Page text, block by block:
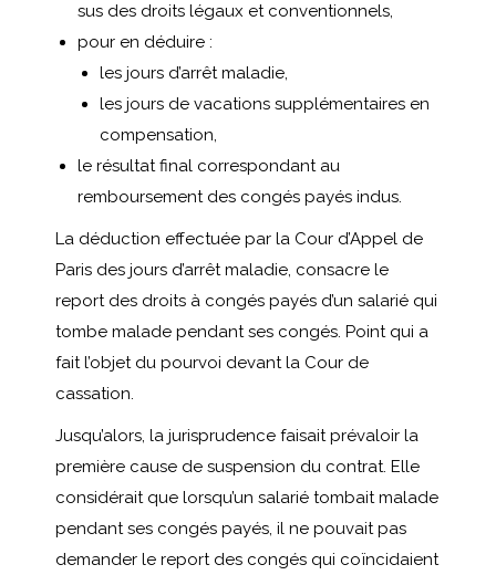
sus des droits légaux et conventionnels,
pour en déduire :
les jours d’arrêt maladie,
les jours de vacations supplémentaires en
compensation,
le résultat final correspondant au
remboursement des congés payés indus.
La déduction effectuée par la Cour d’Appel de
Paris des jours d’arrêt maladie, consacre le
report des droits à congés payés d’un salarié qui
tombe malade pendant ses congés. Point qui a
fait l’objet du pourvoi devant la Cour de
cassation.
Jusqu’alors, la jurisprudence faisait prévaloir la
première cause de suspension du contrat. Elle
considérait que lorsqu’un salarié tombait malade
pendant ses congés payés, il ne pouvait pas
demander le report des congés qui coïncidaient